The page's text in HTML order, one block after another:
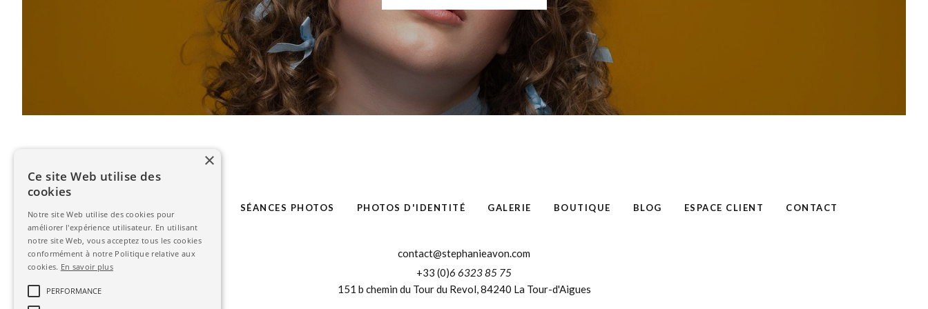
SÉANCES PHOTOS PHOTOS D'IDENTITÉ GALERIE BOUTIQUE BLOG ESPACE CLIENT CONTACT
contact@stephanieavon.com
+33 (0)6 6323 85 75
151 b chemin du Tour du Revol, 84240 La Tour-d'Aigues
×
Ce site Web utilise des
cookies
Notre site Web utilise des cookies pour
améliorer l'expérience utilisateur. En utilisant
notre site Web, vous acceptez tous les cookies
conformément à notre Politique relative aux
cookies. En savoir plus
PERFORMANCE